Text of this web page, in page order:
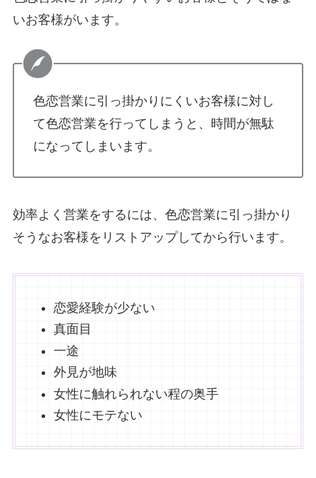
いお客様がいます。
色恋営業に引っ掛かりにくいお客様に対し
て色恋営業を行ってしまうと、時間が無駄
になってしまいます。
効率よく営業をするには、色恋営業に引っ掛かり
そうなお客様をリストアップしてから行います。
恋愛経験が少ない
真面目
一途
外見が地味
女性に触れられない程の奥手
女性にモテない